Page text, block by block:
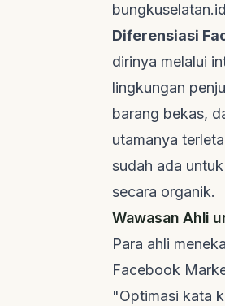
bungkuselatan.id
Diferensiasi
dirinya melalui
lingkungan
barang bekas,
utamanya
sudah ada
secara organik.
Wawasan Ahli
Para ahli
Facebook
"Optimasi kata